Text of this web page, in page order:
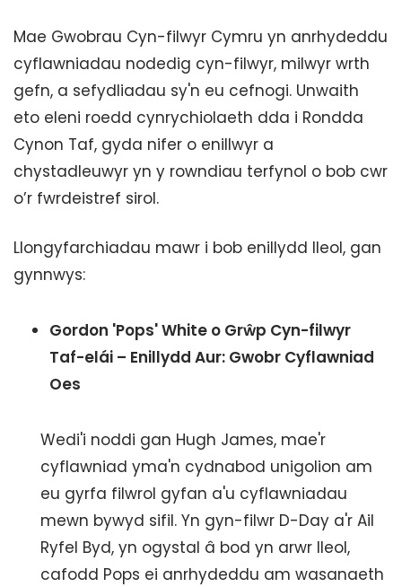
Mae Gwobrau Cyn-filwyr Cymru yn anrhydeddu
cyflawniadau nodedig cyn-filwyr, milwyr wrth
gefn, a sefydliadau sy'n eu cefnogi. Unwaith
eto eleni roedd cynrychiolaeth dda i Rondda
Cynon Taf, gyda nifer o enillwyr a
chystadleuwyr yn y rowndiau terfynol o bob cwr
o’r fwrdeistref sirol.
Llongyfarchiadau mawr i bob enillydd lleol, gan
gynnwys:
Gordon 'Pops' White o Grŵp Cyn-filwyr
Taf-elái – Enillydd Aur: Gwobr Cyflawniad
Oes
Wedi'i noddi gan Hugh James, mae'r
cyflawniad yma'n cydnabod unigolion am
eu gyrfa filwrol gyfan a'u cyflawniadau
mewn bywyd sifil. Yn gyn-filwr D-Day a'r Ail
Ryfel Byd, yn ogystal â bod yn arwr lleol,
cafodd Pops ei anrhydeddu am wasanaeth